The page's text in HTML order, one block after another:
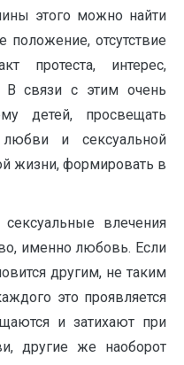
этого можно найти
отсутствие
протеста, интерес,
В связи с этим очень
детей, просвещать
и сексуальной
жизни, формировать в
влечения
именно любовь. Если
другим, не таким
это проявляется
и затихают при
другие же наоборот